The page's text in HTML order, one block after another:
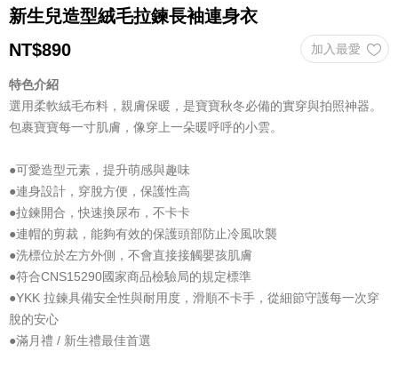
新生兒造型絨毛拉鍊長袖連身衣
NT$890
特色介紹
選用柔軟絨毛布料，親膚保暖，是寶寶秋冬必備的實穿與拍照神器。
包裹寶寶每一寸肌膚，像穿上一朵暖呼呼的小雲。
●可愛造型元素，提升萌感與趣味
●連身設計，穿脫方便，保護性高
●拉鍊開合，快速換尿布，不卡卡
●連帽的剪裁，能夠有效的保護頭部防止冷風吹襲
●洗標位於左方外側，不會直接接觸嬰孩肌膚
●符合CNS15290國家商品檢驗局的規定標準
●YKK 拉鍊具備安全性與耐用度，滑順不卡手，從細節守護每一次穿
脫的安心
●滿月禮 / 新生禮最佳首選